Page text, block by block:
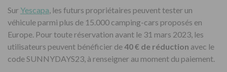
Sur Yescapa , les futurs propriétaires peuvent tester un
véhicule parmi plus de 15.000 camping-cars proposés en
Europe. Pour toute réservation avant le 31 mars 2023, les
utilisateurs peuvent bénéficier de40 € de réduction avec le
code SUNNYDAYS23, à renseigner au moment du paiement.